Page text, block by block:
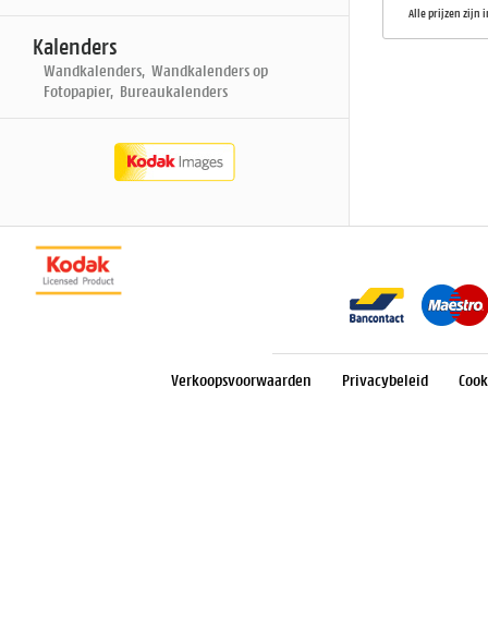
Kalenders
Wandkalenders, Wandkalenders op
Fotopapier, Bureaukalenders
Alle prijzen zijn
Verkoopsvoorwaarden Privacybeleid